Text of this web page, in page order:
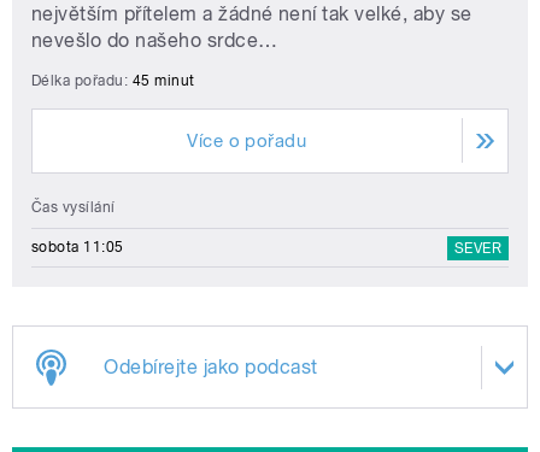
největším přítelem a žádné není tak velké, aby se
nevešlo do našeho srdce…
Délka pořadu: 45 minut
Více o pořadu
Čas vysílání
sobota 11:05 SEVER
Odebírejte jako podcast